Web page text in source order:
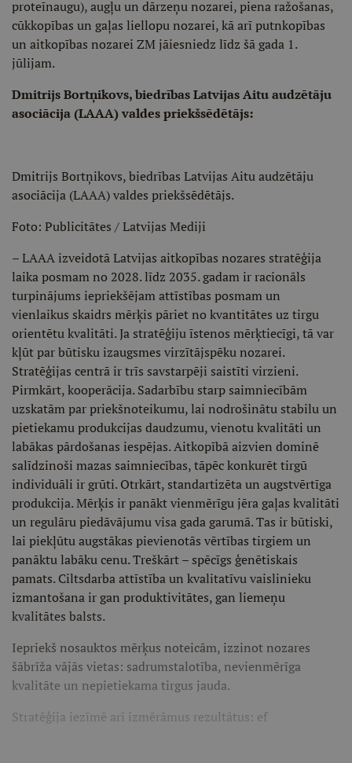
proteīnaugu), augļu un dārzeņu nozarei, piena ražošanas,
cūkkopības un gaļas liellopu nozarei, kā arī putnkopības
un aitkopības nozarei ZM jāiesniedz līdz šā gada 1.
jūlijam.
Dmitrijs Bortņikovs, biedrības Latvijas Aitu audzētāju
asociācija (LAAA) valdes priekšsēdētājs:
Dmitrijs Bortņikovs, biedrības Latvijas Aitu audzētāju
asociācija (LAAA) valdes priekšsēdētājs.
Foto: Publicitātes / Latvijas Mediji
– LAAA izveidotā Latvijas aitkopības nozares stratēģija
laika posmam no 2028. līdz 2035. gadam ir racionāls
turpinājums iepriekšējam attīstības posmam un
vienlaikus skaidrs mērķis pāriet no kvantitātes uz tirgu
orientētu kvalitāti. Ja stratēģiju īstenos mērķtiecīgi, tā var
kļūt par būtisku izaugsmes virzītājspēku nozarei.
Stratēģijas centrā ir trīs savstarpēji saistīti virzieni.
Pirmkārt, kooperācija. Sadarbību starp saimniecībām
uzskatām par priekšnoteikumu, lai nodrošinātu stabilu un
pietiekamu produkcijas daudzumu, vienotu kvalitāti un
labākas pārdošanas iespējas. Aitkopībā aizvien dominē
salīdzinoši mazas saimniecības, tāpēc konkurēt tirgū
individuāli ir grūti. Otrkārt, standartizēta un augstvērtīga
produkcija. Mērķis ir panākt vienmērīgu jēra gaļas kvalitāti
un regulāru piedāvājumu visa gada garumā. Tas ir būtiski,
lai piekļūtu augstākas pievienotās vērtības tirgiem un
panāktu labāku cenu. Treškārt – spēcīgs ģenētiskais
pamats. Ciltsdarba attīstība un kvalitatīvu vaislinieku
izmantošana ir gan produktivitātes, gan liemeņu
kvalitātes balsts.
Iepriekš nosauktos mērķus noteicām, izzinot nozares
šābrīža vājās vietas: sadrumstalotība, nevienmērīga
kvalitāte un nepietiekama tirgus jauda.
Stratēģija iezīmē arī izmērāmus rezultātus: ef